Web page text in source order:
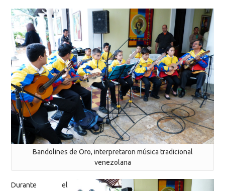
Bandolines de Oro, interpretaron música tradicional
venezolana
Durante el